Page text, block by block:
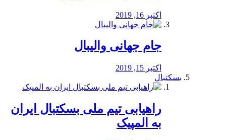
اکتبر 16, 2019
جام جهانی والیبال
اکتبر 15, 2019
بسکتبال
راهیابی تیم ملی بسکتبال ایران
به المپیک